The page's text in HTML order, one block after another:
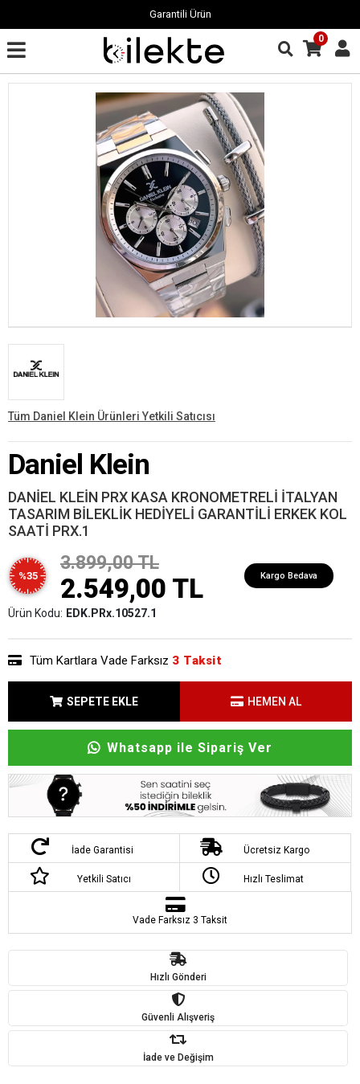
Garantili Ürün
0
Tüm Daniel Klein Ürünleri Yetkili Satıcısı
Daniel Klein
DANİEL KLEİN PRX KASA KRONOMETRELİ İTALYAN
TASARIM BİLEKLİK HEDİYELİ GARANTİLİ ERKEK KOL
SAATİ PRX.1
%35
3.899,00 TL
2.549,00 TL Kargo Bedava
Ürün Kodu: EDK.PRx.10527.1
Tüm Kartlara Vade Farksız 3 Taksit
SEPETE EKLE HEMEN AL
Whatsapp ile Sipariş Ver
İade Garantisi Ücretsiz Kargo
Yetkili Satıcı Hızlı Teslimat
Vade Farksız 3 Taksit
Hızlı Gönderi
Güvenli Alışveriş
İade ve Değişim